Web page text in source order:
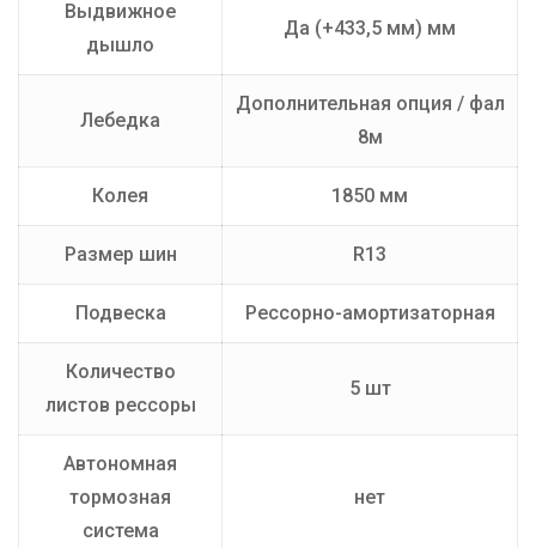
Выдвижное
дышло
Да (+433,5 мм) мм
Лебедка
Дополнительная опция / фал
8м
Колея 1850 мм
Размер шин R13
Подвеска Рессорно-амортизаторная
Количество
листов рессоры
5 шт
Автономная
тормозная
система
нет